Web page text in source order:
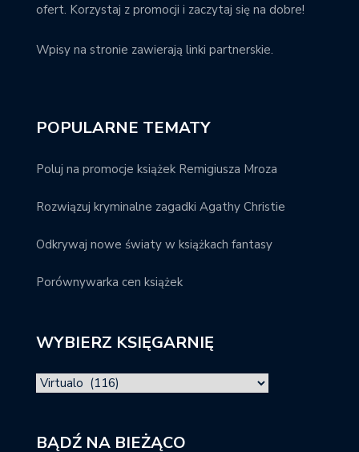
ofert. Korzystaj z promocji i zaczytaj się na dobre!
Wpisy na stronie zawierają linki partnerskie.
POPULARNE TEMATY
Poluj na promocje książek Remigiusza Mroza
Rozwiązuj kryminalne zagadki Agathy Christie
Odkrywaj nowe światy w książkach fantasy
Porównywarka cen książek
WYBIERZ KSIĘGARNIĘ
BĄDŹ NA BIEŻĄCO